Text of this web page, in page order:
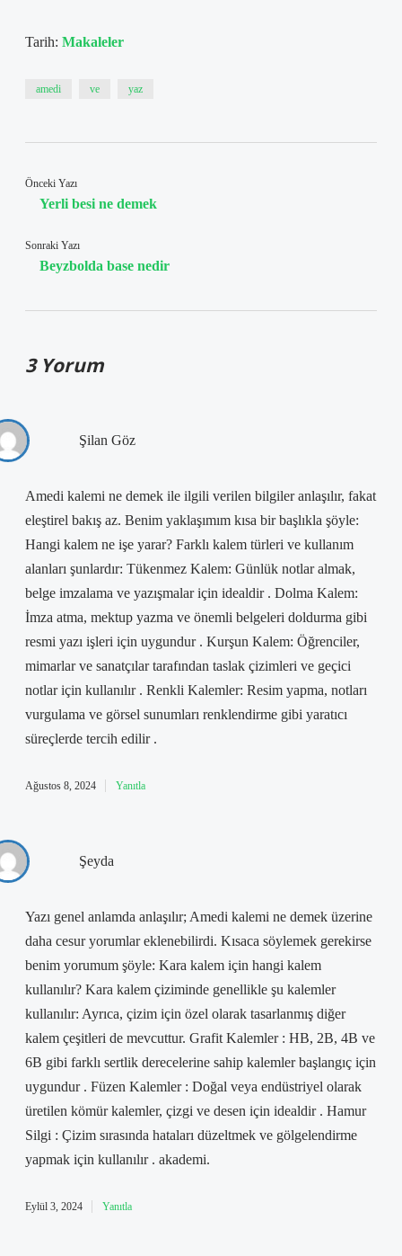
Tarih: Makaleler
amedi ve yaz
Önceki Yazı
Yerli besi ne demek
Sonraki Yazı
Beyzbolda base nedir
3 Yorum
Şilan Göz
Amedi kalemi ne demek ile ilgili verilen bilgiler anlaşılır, fakat
eleştirel bakış az. Benim yaklaşımım kısa bir başlıkla şöyle:
Hangi kalem ne işe yarar? Farklı kalem türleri ve kullanım
alanları şunlardır: Tükenmez Kalem: Günlük notlar almak,
belge imzalama ve yazışmalar için idealdir . Dolma Kalem:
İmza atma, mektup yazma ve önemli belgeleri doldurma gibi
resmi yazı işleri için uygundur . Kurşun Kalem: Öğrenciler,
mimarlar ve sanatçılar tarafından taslak çizimleri ve geçici
notlar için kullanılır . Renkli Kalemler: Resim yapma, notları
vurgulama ve görsel sunumları renklendirme gibi yaratıcı
süreçlerde tercih edilir .
Ağustos 8, 2024 Yanıtla
Şeyda
Yazı genel anlamda anlaşılır; Amedi kalemi ne demek üzerine
daha cesur yorumlar eklenebilirdi. Kısaca söylemek gerekirse
benim yorumum şöyle: Kara kalem için hangi kalem
kullanılır? Kara kalem çiziminde genellikle şu kalemler
kullanılır: Ayrıca, çizim için özel olarak tasarlanmış diğer
kalem çeşitleri de mevcuttur. Grafit Kalemler : HB, 2B, 4B ve
6B gibi farklı sertlik derecelerine sahip kalemler başlangıç için
uygundur . Füzen Kalemler : Doğal veya endüstriyel olarak
üretilen kömür kalemler, çizgi ve desen için idealdir . Hamur
Silgi : Çizim sırasında hataları düzeltmek ve gölgelendirme
yapmak için kullanılır . akademi.
Eylül 3, 2024 Yanıtla